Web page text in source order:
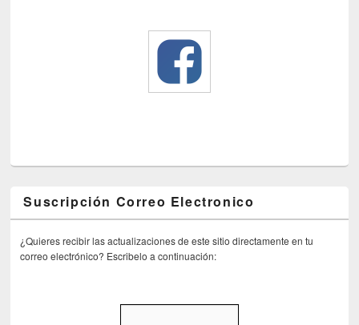
Suscripción Correo Electronico
¿Quieres recibir las actualizaciones de este sitio directamente en tu
correo electrónico? Escribelo a continuación: